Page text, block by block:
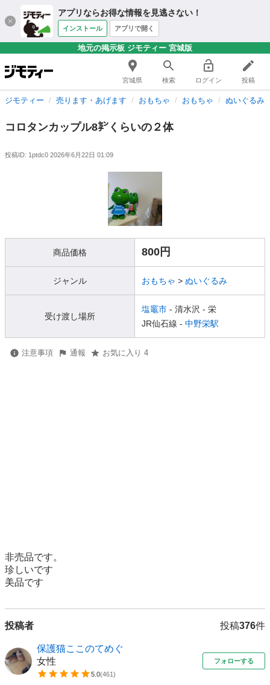
アプリならお得な情報を見逃さない！
インストール アプリで開く
地元の掲示板 ジモティー 宮城版
宮城県 検索 ログイン 投稿
ジモティー 売ります・あげます おもちゃ おもちゃ ぬいぐるみ
コロタンカップル8㌢くらいの２体
投稿ID: 1ptdc0 2026年6月22日 01:09
商品価格 800円
ジャンル おもちゃ > ぬいぐるみ
受け渡し場所
塩竈市 - 清水沢 - 栄
JR仙石線 - 中野栄駅
注意事項 通報 お気に入り 4
非売品です。
珍しいです
美品です
投稿者 投稿376件
保護猫ここのてめぐ
女性
5.0(461)
フォローする